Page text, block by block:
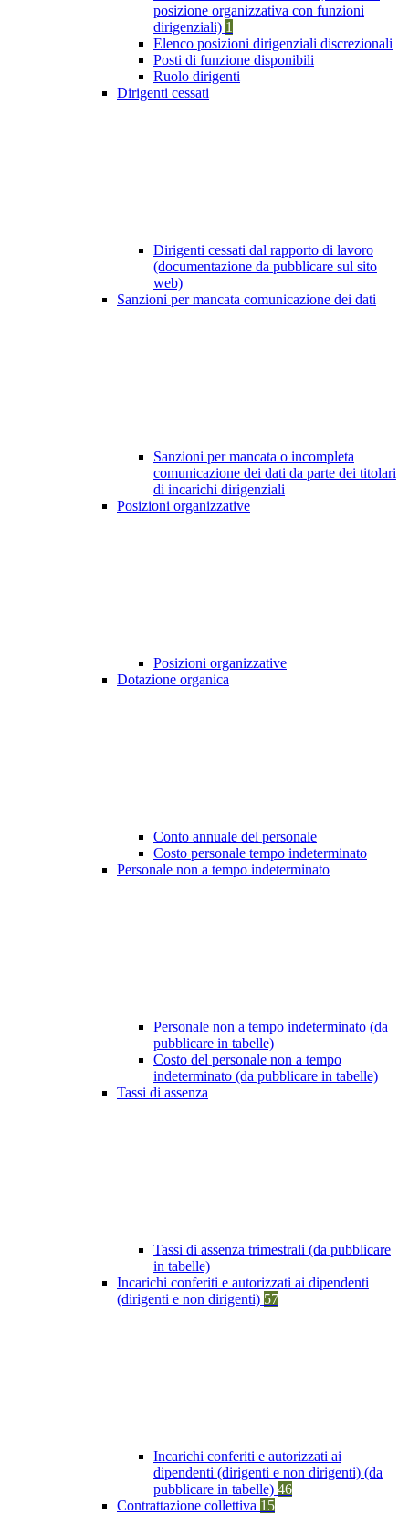
posizione organizzativa con funzioni
dirigenziali) 1
Elenco posizioni dirigenziali discrezionali
Posti di funzione disponibili
Ruolo dirigenti
Dirigenti cessati
Dirigenti cessati dal rapporto di lavoro
(documentazione da pubblicare sul sito
web)
Sanzioni per mancata comunicazione dei dati
Sanzioni per mancata o incompleta
comunicazione dei dati da parte dei titolari
di incarichi dirigenziali
Posizioni organizzative
Posizioni organizzative
Dotazione organica
Conto annuale del personale
Costo personale tempo indeterminato
Personale non a tempo indeterminato
Personale non a tempo indeterminato (da
pubblicare in tabelle)
Costo del personale non a tempo
indeterminato (da pubblicare in tabelle)
Tassi di assenza
Tassi di assenza trimestrali (da pubblicare
in tabelle)
Incarichi conferiti e autorizzati ai dipendenti
(dirigenti e non dirigenti) 57
Incarichi conferiti e autorizzati ai
dipendenti (dirigenti e non dirigenti) (da
pubblicare in tabelle) 46
Contrattazione collettiva 15